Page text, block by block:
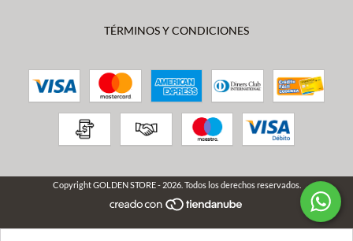
TÉRMINOS Y CONDICIONES
Copyright GOLDEN STORE - 2026. Todos los derechos reservados.